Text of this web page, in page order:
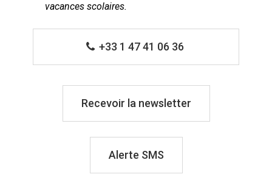
vacances scolaires.
+33 1 47 41 06 36
Recevoir la newsletter
Alerte SMS